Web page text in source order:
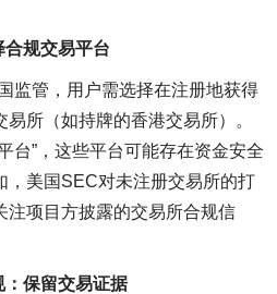
规交易平台
监管，用户需选择在注册地获得
所（如持牌的香港交易所）。
台”，这些平台可能存在资金安全
，美国SEC对未注册交易所的打
注项目方披露的交易所合规信
保留交易证据